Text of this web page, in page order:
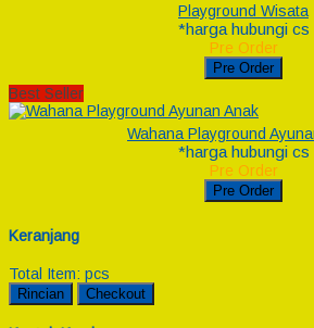
Playground Wisata
*harga hubungi cs
Pre Order
Pre Order
Best Seller
Wahana Playground
*harga hubungi cs
Pre Order
Pre Order
Keranjang
Total Item: pcs
Rincian Checkout